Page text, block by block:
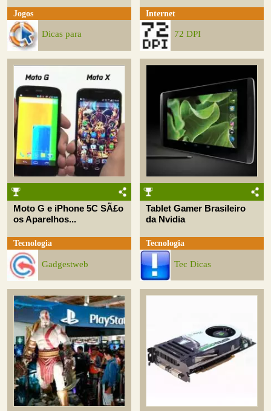
Jogos
Dicas para
Internet
72 DPI
Moto G e iPhone 5C SÃ£o
os Aparelhos...
Tecnologia
Gadgestweb
Tablet Gamer Brasileiro
da Nvidia
Tecnologia
Tec Dicas